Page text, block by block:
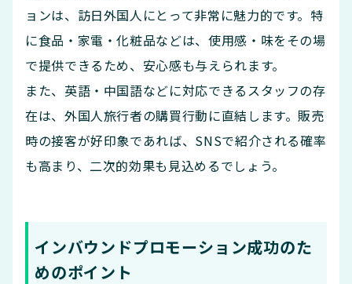
ョンは、訪日外国人にとって非常に魅力的です。特
に食品・家電・化粧品などは、使用感・味をその場
で提供できるため、安心感も与えられます。
また、英語・中国語などに対応できるスタッフの存
在は、外国人旅行者の購買行動に直結します。販売
時の接客が好印象であれば、SNSで紹介される確率
も高まり、二次的効果も見込めるでしょう。
インバウンドプロモーション成功のた
めのポイント